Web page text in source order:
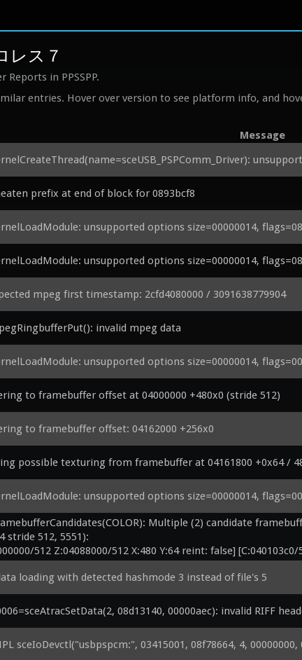
レス７
in PPSSPP.
entries. Hover over version to see platform info, and
Message
prefix at end of block for 0893bcf8
unsupported options size=00000014,
unsupported options size=00000014,
mpeg first timestamp: 2cfd4080000 / 3091638779904
invalid mpeg data
unsupported options size=00000014,
to framebuffer offset at 04000000 +480x0 (stride 512)
to framebuffer offset: 04162000 +256x0
possible texturing from framebuffer at 04161800 +0x64 /
unsupported options size=00000014,
Multiple (2) candidate
stride 512, 5551):
512 Z:04088000/512 X:480 Y:64 reint: false]
loading with detected hashmode 3 instead of file's 5
08d13140, 00000aec): invalid RIFF
sceIoDevctl("usbpspcm:", 03415001, 08f78664, 4, 00000000,